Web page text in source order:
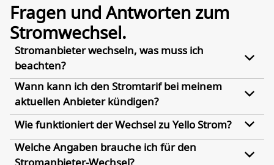
Fragen und Antworten zum
Stromwechsel.
Stromanbieter wechseln, was muss ich
beachten?
Wann kann ich den Stromtarif bei meinem
aktuellen Anbieter kündigen?
Wie funktioniert der Wechsel zu Yello Strom?
Welche Angaben brauche ich für den